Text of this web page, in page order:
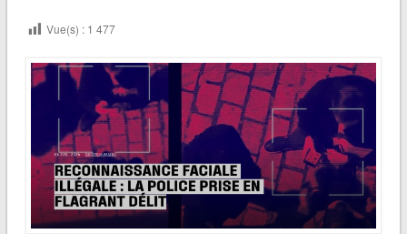
Vue(s) : 1 477